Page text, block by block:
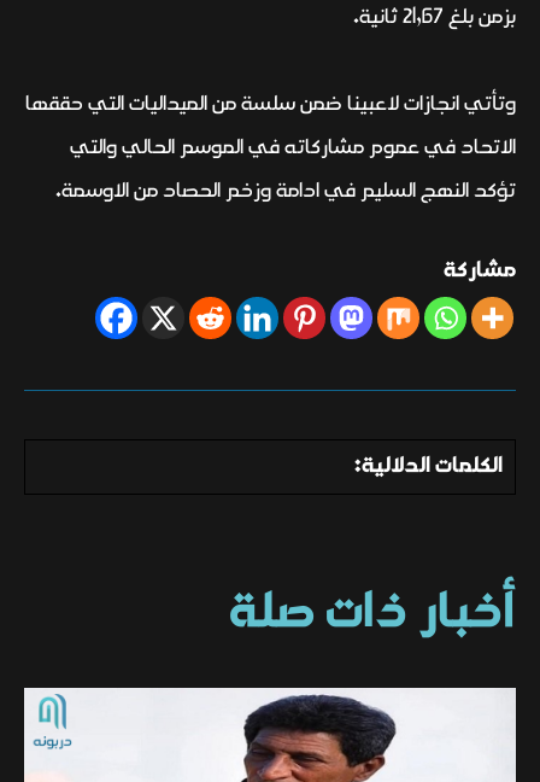
بزمن بلغ 21,67 ثانية.
وتأتي انجازات لاعبينا ضمن سلسة من الميداليات التي حققها
الاتحاد في عموم مشاركاته في الموسم الحالي والتي
تؤكد النهج السليم في ادامة وزخم الحصاد من الاوسمة.
مشاركة
الكلمات الدلالية:
أخبار ذات صلة